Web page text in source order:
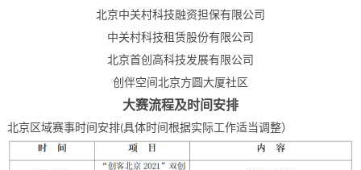
北京中关村科技融资担保有限公司
中关村科技租赁股份有限公司
北京首创高科技发展有限公司
创伴空间北京方圆大厦社区
大赛流程及时间安排
北京区域赛事时间安排(具体时间根据实际工作适当调整）